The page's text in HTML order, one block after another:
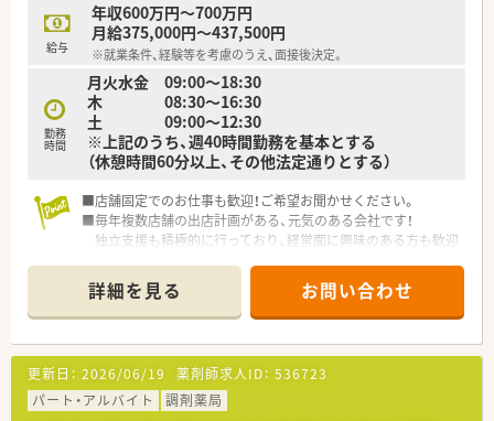
給与
年収600万円～700万円
月給375,000円～437,500円
※就業条件、経験等を考慮のうえ、面接後決定。
勤務
時間
月火水金 09:00～18:30
木 08:30～16:30
土 09:00～12:30
※上記のうち、週40時間勤務を基本とする
（休憩時間60分以上、その他法定通りとする）
■店舗固定でのお仕事も歓迎！ご希望お聞かせください。
■毎年複数店舗の出店計画がある、元気のある会社です！
独立支援も積極的に行っており、経営面に興味のある方も歓迎
■この求人はプレミア高収入求人特集に掲載中です■
詳細を見る お問い合わせ
更新日： 2026/06/19 薬剤師求人ID： 536723
パート・アルバイト
調剤薬局